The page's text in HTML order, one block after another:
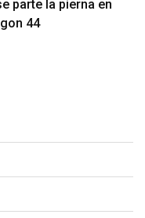
parte la pierna en
44